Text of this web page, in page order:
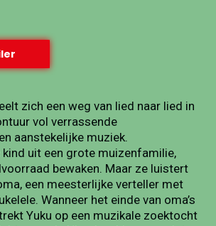
zich een weg van lied naar lied in
vol verrassende
aanstekelijke muziek.
kind uit een grote muizenfamilie,
bewaken. Maar ze luistert
een meesterlijke verteller met
Wanneer het einde van oma’s
Yuku op een muzikale zoektocht